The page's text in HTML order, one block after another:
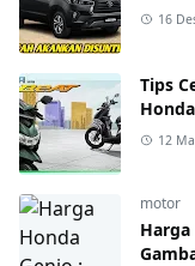
16
Tips
12
motor
Harga